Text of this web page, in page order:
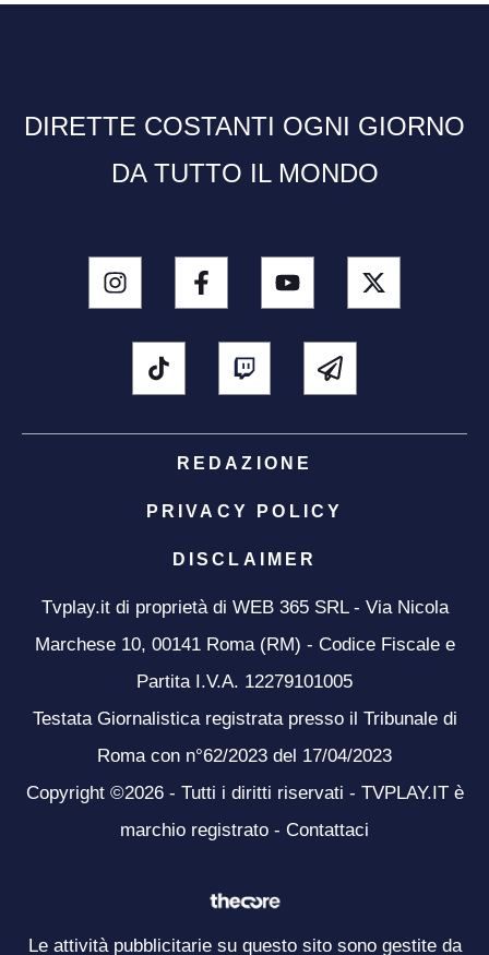
DIRETTE COSTANTI OGNI GIORNO
DA TUTTO IL MONDO
REDAZIONE
PRIVACY POLICY
DISCLAIMER
Tvplay.it di proprietà di WEB 365 SRL - Via Nicola
Marchese 10, 00141 Roma (RM) - Codice Fiscale e
Partita I.V.A. 12279101005
Testata Giornalistica registrata presso il Tribunale di
Roma con n°62/2023 del 17/04/2023
Copyright ©2026 - Tutti i diritti riservati - TVPLAY.IT è
marchio registrato - Contattaci
Le attività pubblicitarie su questo sito sono gestite da